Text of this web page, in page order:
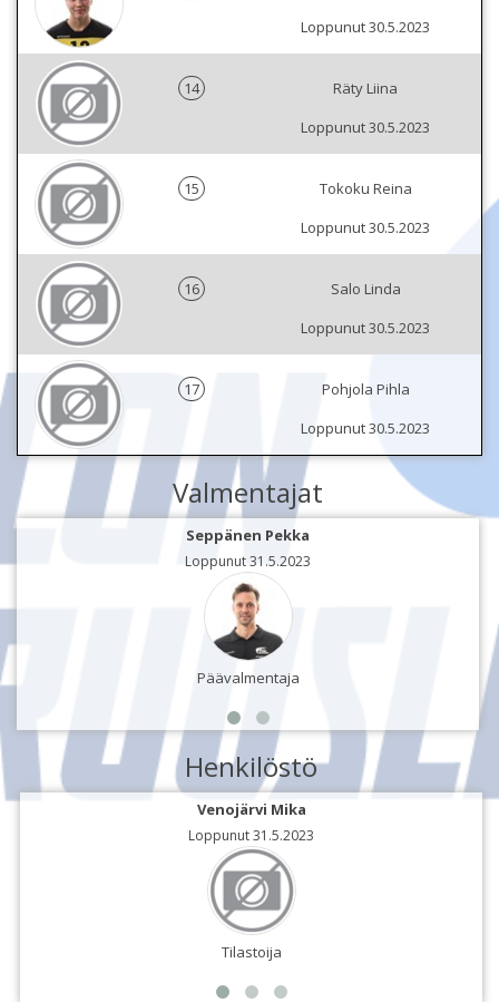
Loppunut 30.5.2023
14
Räty Liina
Loppunut 30.5.2023
15
Tokoku Reina
Loppunut 30.5.2023
16
Salo Linda
Loppunut 30.5.2023
17
Pohjola Pihla
Loppunut 30.5.2023
Valmentajat
Seppänen Pekka
Loppunut 31.5.2023
Päävalmentaja
Henkilöstö
Venojärvi Mika
Loppunut 31.5.2023
Tilastoija